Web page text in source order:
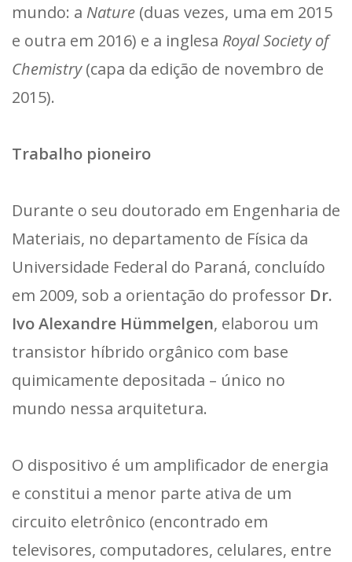
mundo: a Nature (duas vezes, uma em 2015
e outra em 2016) e a inglesa Royal Society of
Chemistry(capa da edição de novembro de
2015).
Trabalho pioneiro
Durante o seu doutorado em Engenharia de
Materiais, no departamento de Física da
Universidade Federal do Paraná, concluído
em 2009, sob a orientação do professor Dr.
Ivo Alexandre Hümmelgen, elaborou um
transistor híbrido orgânico com base
quimicamente depositada – único no
mundo nessa arquitetura.
O dispositivo é um amplificador de energia
e constitui a menor parte ativa de um
circuito eletrônico (encontrado em
televisores, computadores, celulares, entre